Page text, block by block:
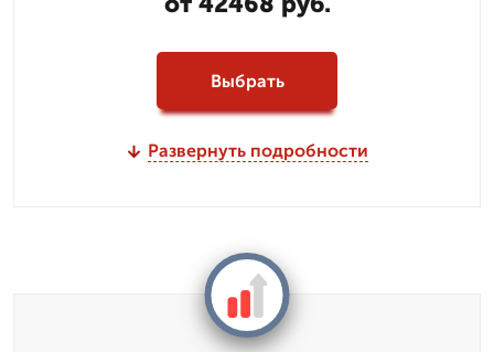
Выбрать
Развернуть подробности